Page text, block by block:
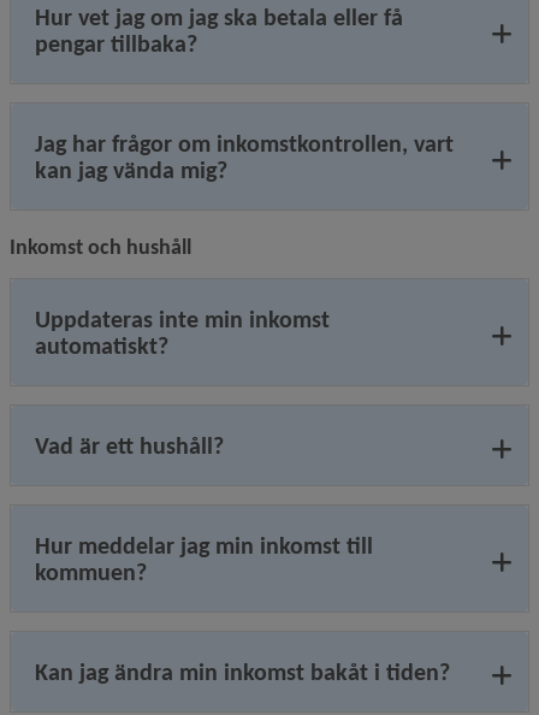
Hur vet jag om jag ska betala eller få
pengar tillbaka?
Jag har frågor om inkomstkontrollen, vart
kan jag vända mig?
Inkomst och hushåll
Uppdateras inte min inkomst
automatiskt?
Vad är ett hushåll?
Hur meddelar jag min inkomst till
kommuen?
Kan jag ändra min inkomst bakåt i tiden?